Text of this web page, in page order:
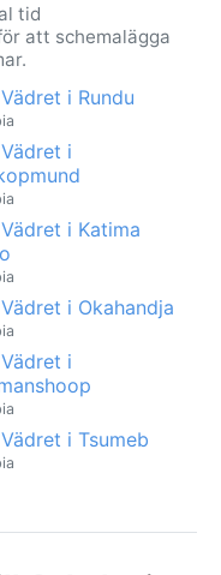
tid
att schemalägga
i Rundu
i
i Katima
i Okahandja
i
i Tsumeb